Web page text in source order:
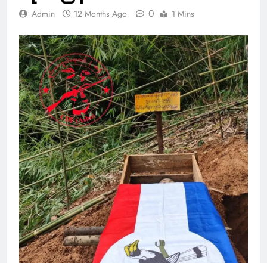
Admin 12 Months Ago 0 1 Mins